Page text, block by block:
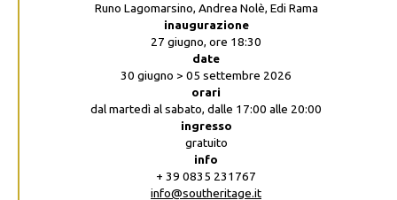
Runo Lagomarsino, Andrea Nolè, Edi Rama
inaugurazione
27 giugno, ore 18:30
date
30 giugno > 05 settembre 2026
orari
dal martedì al sabato, dalle 17:00 alle 20:00
ingresso
gratuito
info
+ 39 0835 231767
info@southeritage.it